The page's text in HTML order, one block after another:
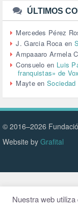
URBANISMO (1)
URBANIZACIÓN (1)
VEJEZ (1)
VENEZUELA (3)
VENEZULA (1)
VIAJES (1)
VIOLENCIA (2)
VIOLENCIA DE
VIVIENDA (9)
VOLODIMIR
ÚLTIMOS
Mercedes Pérez
J. Garcia Roca en
Ampaaaro Armela
Consuelo en Luis
franquistas» de Vox
MayteenSociedad
© 2016–2026
Website by Grafital
Nuestra web